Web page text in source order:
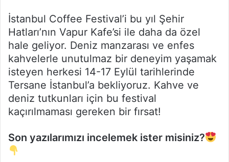
İstanbul Coffee Festival’i bu yıl Şehir
Hatları’nın Vapur Kafe’si ile daha da özel
hale geliyor. Deniz manzarası ve enfes
kahvelerle unutulmaz bir deneyim yaşamak
isteyen herkesi 14-17 Eylül tarihlerinde
Tersane İstanbul’a bekliyoruz. Kahve ve
deniz tutkunları için bu festival
kaçırılmaması gereken bir fırsat!
Son yazılarımızı incelemek ister misiniz?